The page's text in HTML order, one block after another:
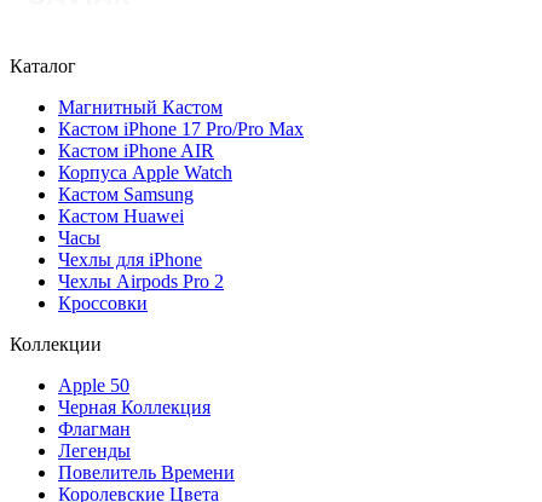
Каталог
Магнитный Кастом
Кастом iPhone 17 Pro/Pro Max
Кастом iPhone AIR
Корпуса Apple Watch
Кастом Samsung
Кастом Huawei
Часы
Чехлы для iPhone
Чехлы Airpods Pro 2
Кроссовки
Коллекции
Apple 50
Черная Коллекция
Флагман
Легенды
Повелитель Времени
Королевские Цвета